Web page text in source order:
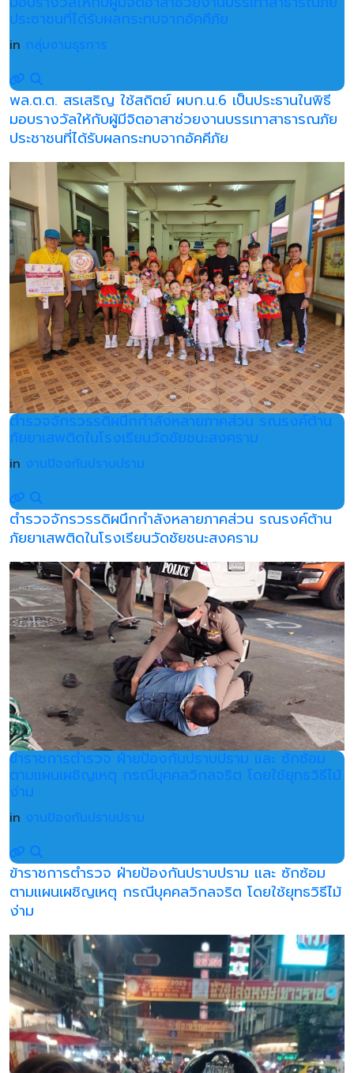
ประชาชนที่ได้รับผลกระทบจากอัคคีภัย
in กลุ่มงานธุรการ
พล.ต.ต. สรเสริญ ใช้สถิตย์ ผบก.น.6 เป็นประธานในพิธี
มอบรางวัลให้กับผู้มีจิตอาสาช่วยงานบรรเทาสาธารณภัย
ประชาชนที่ได้รับผลกระทบจากอัคคีภัย
ตำรวจจักรวรรดิผนึกกำลังหลายภาคส่วน รณรงค์ต้าน
ภัยยาเสพติดในโรงเรียนวัดชัยชนะสงคราม
in งานป้องกันปราบปราม
ตำรวจจักรวรรดิผนึกกำลังหลายภาคส่วน รณรงค์ต้าน
ภัยยาเสพติดในโรงเรียนวัดชัยชนะสงคราม
ข้าราชการตำรวจ ฝ่ายป้องกันปราบปราม และ ซักซ้อม
ตามแผนเผชิญเหตุ กรณีบุคคลวิกลจริต โดยใช้ยุทธวิธีไม้
ง่าม
in งานป้องกันปราบปราม
ข้าราชการตำรวจ ฝ่ายป้องกันปราบปราม และ ซักซ้อม
ตามแผนเผชิญเหตุ กรณีบุคคลวิกลจริต โดยใช้ยุทธวิธีไม้
ง่าม